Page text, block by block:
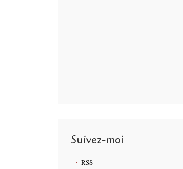
Suivez-moi
RSS